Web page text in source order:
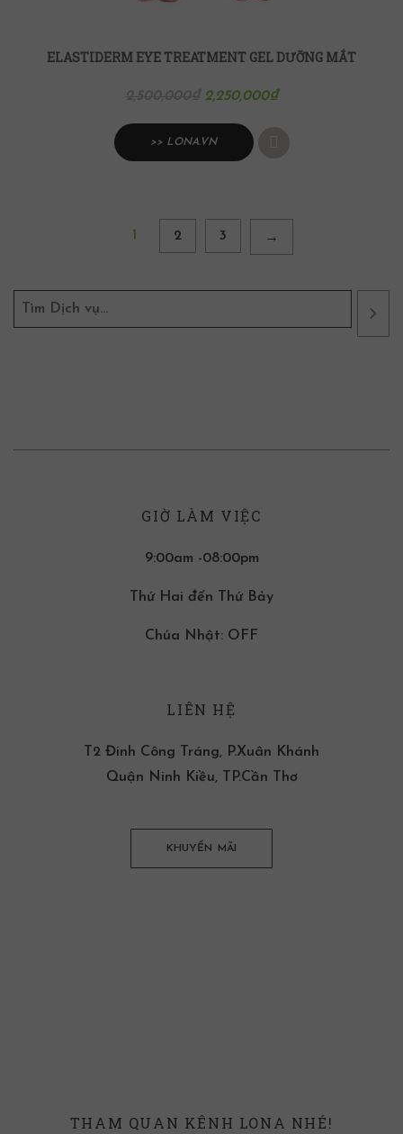
ELASTIDERM EYE TREATMENT GEL DƯỠNG MẮT
2,250,000₫
>> LONA.VN
1 2 3 →
GIỜ LÀM VIỆC
9:00am -08:00pm
Thứ Hai đến Thứ Bảy
Chúa Nhật: OFF
LIÊN HỆ
T2 Đinh Công Tráng, P.Xuân Khánh
Quận Ninh Kiều, TP.Cần Thơ
KHUYẾN MÃI
THAM QUAN KÊNH LONA NHÉ!